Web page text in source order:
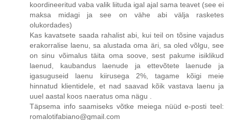
koordineeritud vaba valik liituda igal ajal sama teavet (see ei
maksa midagi ja see on vähe abi välja rasketes
olukordades)
Kas kavatsete saada rahalist abi, kui teil on tõsine vajadus
erakorralise laenu, sa alustada oma äri, sa oled võlgu, see
on sinu võimalus täita oma soove, sest pakume isiklikud
laenud, kaubandus laenude ja ettevõtete laenude ja
igasuguseid laenu kiirusega 2%, tagame kõigi meie
hinnatud klientidele, et nad saavad kõik vastava laenu ja
uuel aastal koos naeratus oma nägu .
Täpsema info saamiseks võtke meiega nüüd e-posti teel:
romalotifabiano@gmail.com